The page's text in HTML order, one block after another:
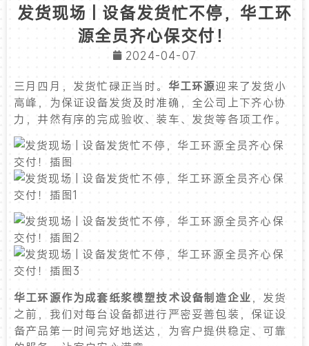
发货现场 | 设备发货忙不停，华工环
源全员齐心保交付！
2024-04-07
三月四月，发货忙碌正当时。 华工环源迎来了发货小
高峰，为保证设备发货及时准确，全公司上下齐心协
力，井然有序的完成验收、装车、发货等各项工作。
华工环源作为成套纸浆模塑技术设备制造企业，发货
之前，我们对每台设备都进行严密妥善包装，保证设
备产品第一时间完好地送达，为客户提供稳定、可靠